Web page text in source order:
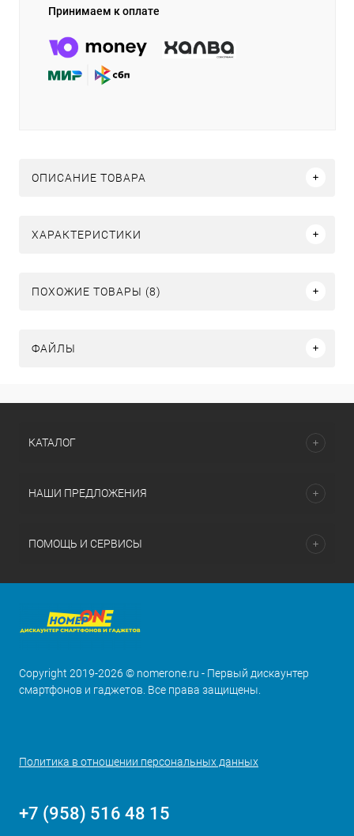
Принимаем к оплате
ОПИСАНИЕ ТОВАРА
ХАРАКТЕРИСТИКИ
ПОХОЖИЕ ТОВАРЫ (8)
ФАЙЛЫ
КАТАЛОГ
НАШИ ПРЕДЛОЖЕНИЯ
ПОМОЩЬ И СЕРВИСЫ
Copyright 2019-2026 © nomerone.ru - Первый дискаунтер
смартфонов и гаджетов. Все права защищены.
Политика в отношении персональных данных
+7 (958) 516 48 15